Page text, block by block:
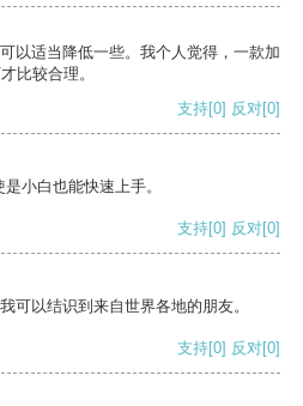
以适当降低一些。我个人觉得，一款加
比较合理。
支持[0] 反对[0]
小白也能快速上手。
支持[0] 反对[0]
可以结识到来自世界各地的朋友。
支持[0] 反对[0]